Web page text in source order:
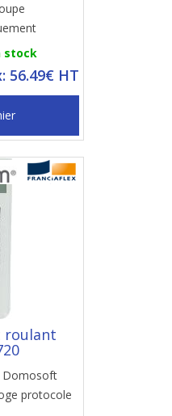
stock
56.49€ HT
roulant
Domosoft
protocole